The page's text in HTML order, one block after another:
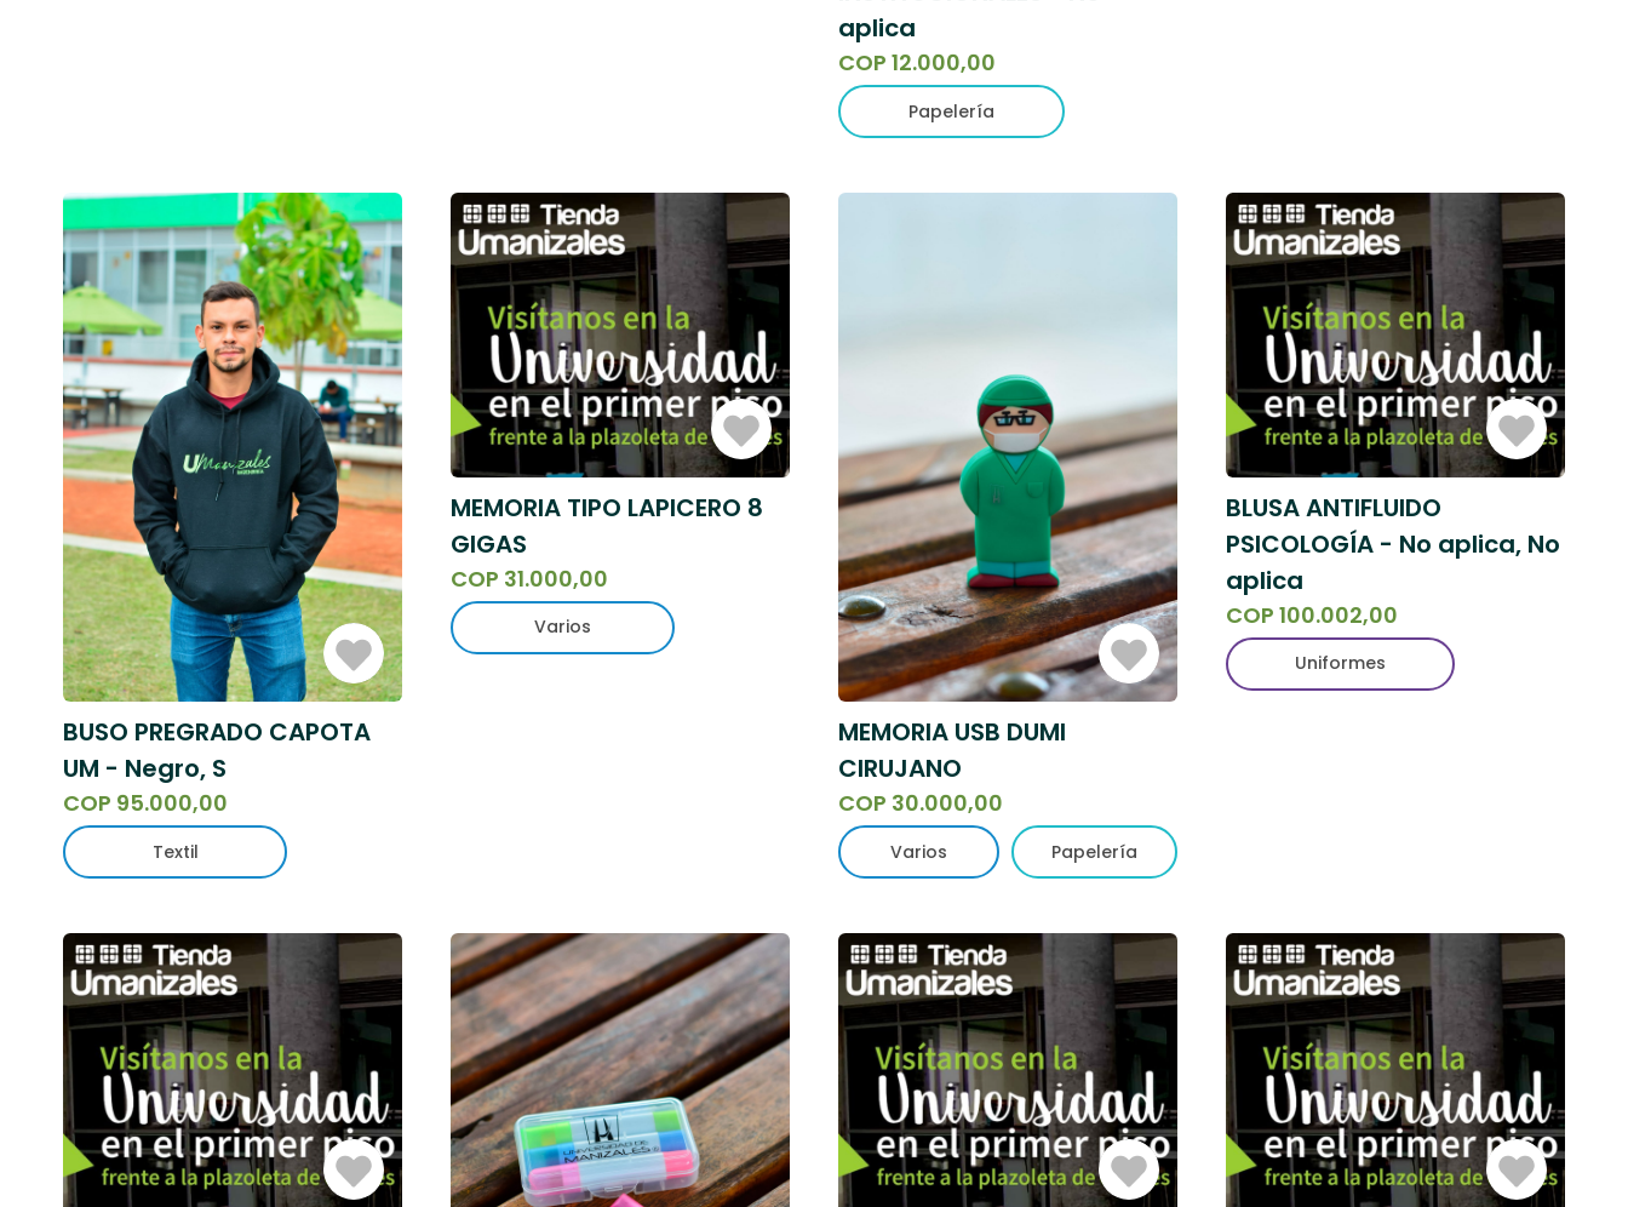
aplica
COP 12.000,00
Papelería
Iniciar
Sesión
BUSO PREGRADO CAPOTA
UM - Negro, S
COP 95.000,00
Textil
Iniciar
Sesión
MEMORIA TIPO LAPICERO 8
GIGAS
COP 31.000,00
Varios
Iniciar
Sesión
MEMORIA USB DUMI
CIRUJANO
COP 30.000,00
Varios Papelería
Iniciar
Sesión
BLUSA ANTIFLUIDO
PSICOLOGÍA - No aplica, No
aplica
COP 100.002,00
Uniformes
Iniciar
Sesión
Iniciar
Sesión
Iniciar
Sesión